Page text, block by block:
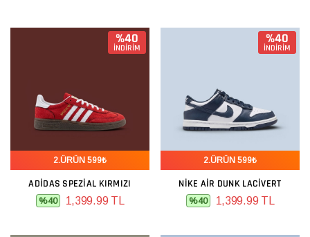
%40
İNDİRİM
2.ÜRÜN 599₺
ADIDAS SPEZIAL KIRMIZI
%40 1,399.99 TL
%40
İNDİRİM
2.ÜRÜN 599₺
NIKE AIR DUNK LACIVERT
%40 1,399.99 TL